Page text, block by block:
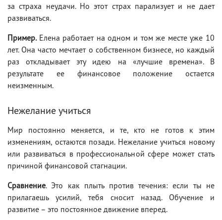
за страха неудачи. Но этот страх парализует и не дает
развиваться.
Пример. Елена работает на одном и том же месте уже 10
лет. Она часто мечтает о собственном бизнесе, но каждый
раз откладывает эту идею на «лучшие времена». В
результате ее финансовое положение остается
неизменным.
Нежелание учиться
Мир постоянно меняется, и те, кто не готов к этим
изменениям, остаются позади. Нежелание учиться новому
или развиваться в профессиональной сфере может стать
причиной финансовой стагнации.
Сравнение. Это как плыть против течения: если ты не
прилагаешь усилий, тебя сносит назад. Обучение и
развитие – это постоянное движение вперед.